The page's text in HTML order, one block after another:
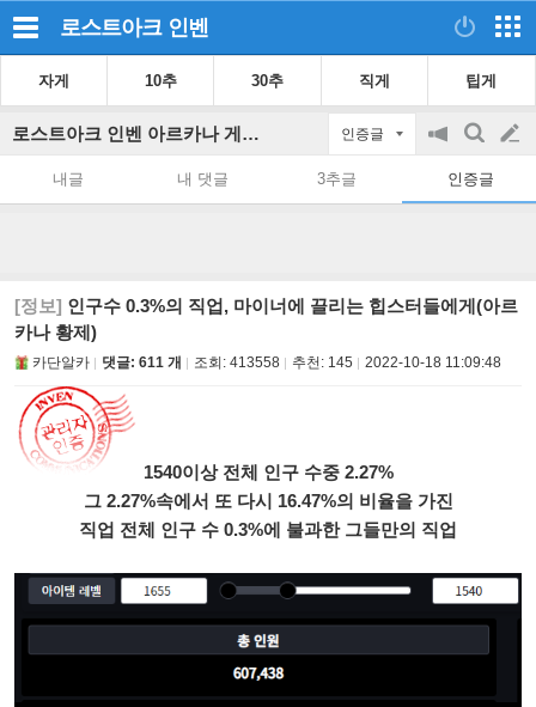
로스트아크 인벤
자게 10추 30추 직게 팁게
로스트아크 인벤 아르카나 게시판 인증글
공
on/off
검
색
글
쓰
내글 내 댓글 3추글 인증글
[정보] 인구수 0.3%의 직업, 마이너에 끌리는 힙스터들에게(아르
카나 황제)
카단알카 댓글: 611 개 조회: 413558 추천: 145 2022-10-18 11:09:48
1540이상 전체 인구 수중 2.27%
그 2.27%속에서 또 다시 16.47%의 비율을 가진
직업 전체 인구 수 0.3%에 불과한 그들만의 직업